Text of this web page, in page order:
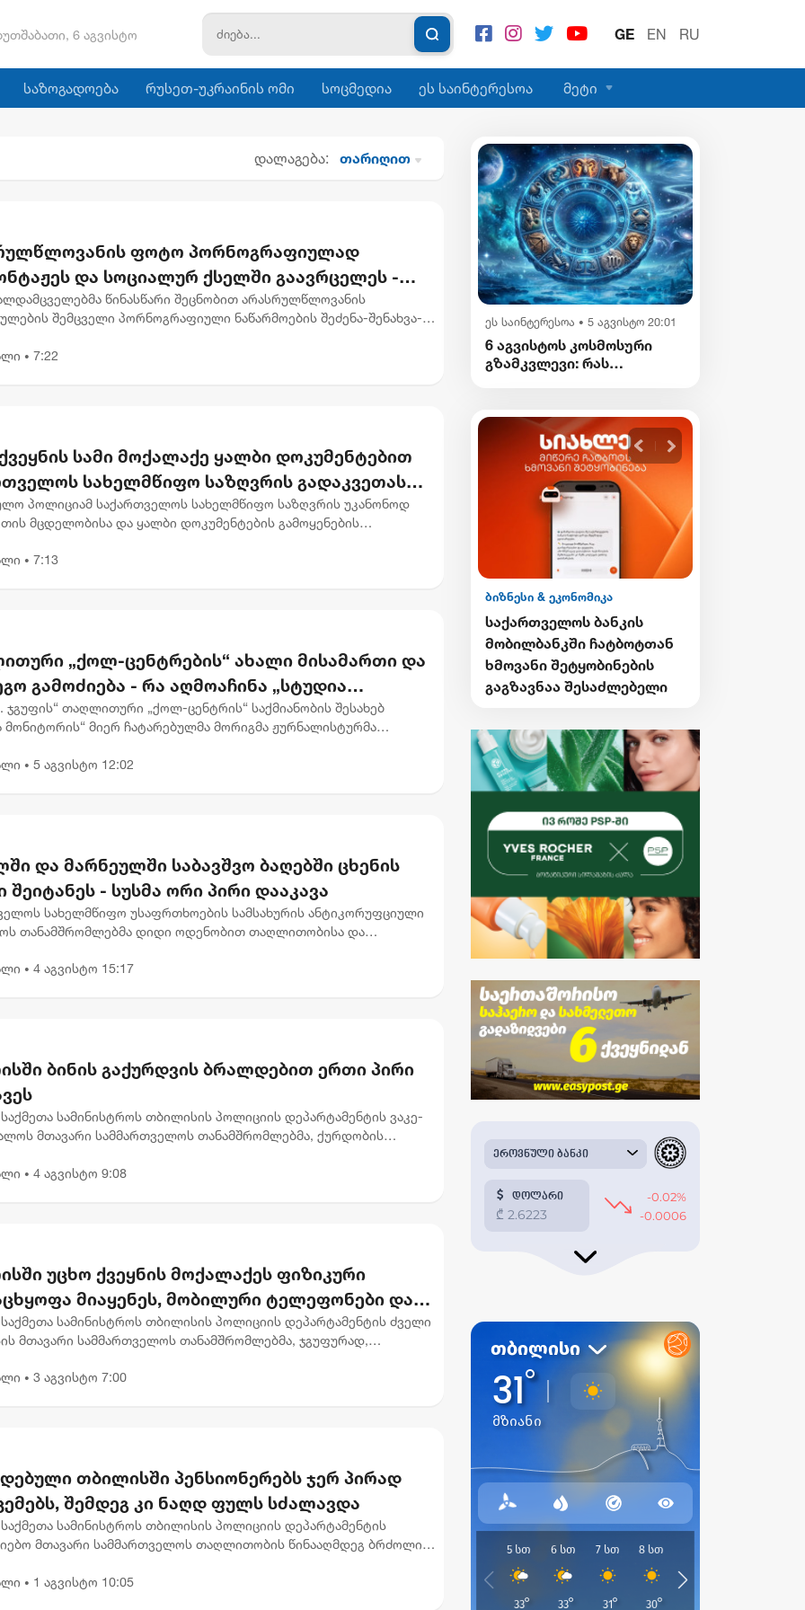
6 აგვისტო GE EN RU
საზოგადოება რუსეთ-უკრაინის ომი სოცმედია ეს საინტერესოა მეტი
დალაგება: თარიღით
ფოტო პორნოგრაფიულად
და სოციალურ ქსელში გაავრცელეს -
პირიც ასევე არასრულწლოვანია
წინასწარი შეცნობით არასრულწლოვანის
შემცველი პორნოგრაფიული ნაწარმოების შეძენა-შენახვა-
სამინისტროს ცენ...
• 7:22
სამი მოქალაქე ყალბი დოკუმენტებით
სახელმწიფო საზღვრის გადაკვეთას
პოლიციამ საქართველოს სახელმწიფო საზღვრის უკანონოდ
მცდელობისა და ყალბი დოკუმენტების გამოყენების
საპატრულო პო...
• 7:13
„ქოლ-ცენტრების“ ახალი მისამართი და
გამოძიება - რა აღმოაჩინა „სტუდია
ჯგუფის“ თაღლითური „ქოლ-ცენტრის“ საქმიანობის შესახებ
მონიტორის“ მიერ ჩატარებულმა მორიგმა ჟურნალისტურმა
რომ...
• 5 აგვისტო 12:02
და მარნეულში საბავშვო ბაღებში ცხენის
შეიტანეს - სუსმა ორი პირი დააკავა
სახელმწიფო უსაფრთხოების სამსახურის ანტიკორუფციული
თანამშრომლებმა დიდი ოდენობით თაღლითობისა და
ინფორმაც...
• 4 აგვისტო 15:17
ბინის გაქურდვის ბრალდებით ერთი პირი
საქმეთა სამინისტროს თბილისის პოლიციის დეპარტამენტის ვაკე-
მთავარი სამმართველოს თანამშრომლებმა, ქურდობის
პირი...
• 4 აგვისტო 9:08
უცხო ქვეყნის მოქალაქეს ფიზიკური
მიაყენეს, მობილური ტელეფონები და
გასტაცეს - დაკავებულია ორი პირი
საქმეთა სამინისტროს თბილისის პოლიციის დეპარტამენტის ძველი
მთავარი სამმართველოს თანამშრომლებმა, ჯგუფურად,
დადგინდა, რ...
• 3 აგვისტო 7:00
თბილისში პენსიონერებს ჯერ პირად
შემდეგ კი ნაღდ ფულს სძალავდა
საქმეთა სამინისტროს თბილისის პოლიციის დეპარტამენტის
მთავარი სამმართველოს თაღლითობის წინააღმდეგ ბრძოლის
დიდი ოდენობ...
• 1 აგვისტო 10:05
ეს საინტერესოა • 5 აგვისტო 20:01
6 აგვისტოს კოსმოსური
გზამკვლევი: რას
უკვე 30 ბიზნესი ჩაერთო
ხელმძღვანელმა, ანა
ოსაძემ Partnership 4SDGs
ფორუმზე მდგრადი
დაფინანსების
ბიზნესი & ეკონომიკა
საქართველოს ბანკის
მობილბანკში ჩატბოტთან
ხმოვანი შეტყობინების
გაგზავნაა შესაძლებელი